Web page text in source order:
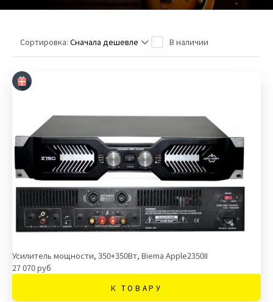
Сортировка: Сначала дешевле В наличии
Усилитель мощности, 350+350Вт, Biema Apple2350II
27 070 руб
К ТОВАРУ